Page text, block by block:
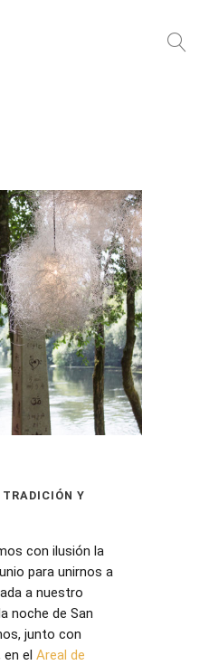
Y
con ilusión la
para unirnos a
a nuestro
noche de San
junto con
el Areal de